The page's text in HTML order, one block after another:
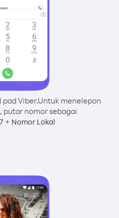
Viber.Untuk menelepon
putar nomor sebagai
+ Nomor Lokal